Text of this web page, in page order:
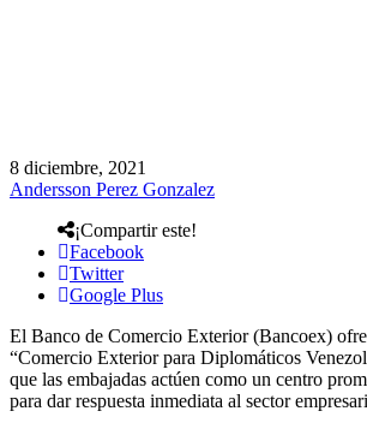
8 diciembre, 2021
Andersson Perez Gonzalez
¡Compartir este!
Facebook
Twitter
Google Plus
El Banco de Comercio Exterior (Bancoex)
“Comercio Exterior para Diplomáticos
que las embajadas actúen como un centro
para dar respuesta inmediata al sector